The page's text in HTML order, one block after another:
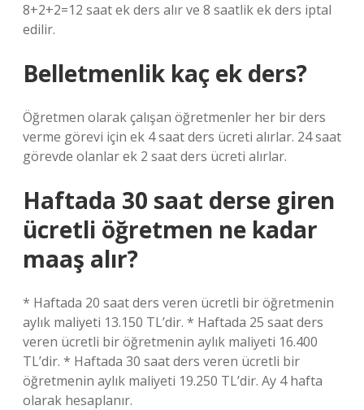
8+2+2=12 saat ek ders alır ve 8 saatlik ek ders iptal
edilir.
Belletmenlik kaç ek ders?
Öğretmen olarak çalışan öğretmenler her bir ders
verme görevi için ek 4 saat ders ücreti alırlar. 24 saat
görevde olanlar ek 2 saat ders ücreti alırlar.
Haftada 30 saat derse giren
ücretli öğretmen ne kadar
maaş alır?
* Haftada 20 saat ders veren ücretli bir öğretmenin
aylık maliyeti 13.150 TL’dir. * Haftada 25 saat ders
veren ücretli bir öğretmenin aylık maliyeti 16.400
TL’dir. * Haftada 30 saat ders veren ücretli bir
öğretmenin aylık maliyeti 19.250 TL’dir. Ay 4 hafta
olarak hesaplanır.